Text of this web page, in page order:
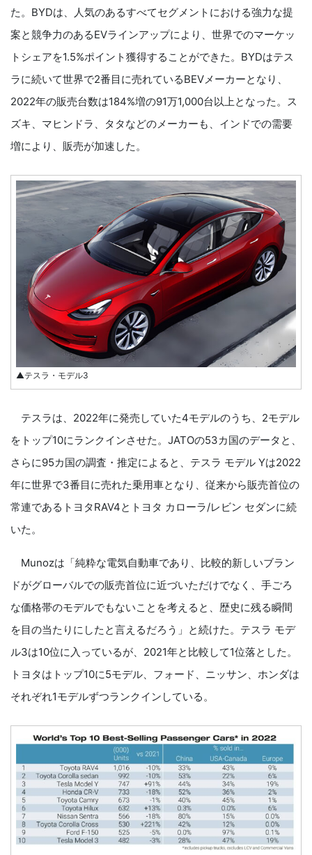
た。BYDは、人気のあるすべてセグメントにおける強力な提
案と競争力のあるEVラインアップにより、世界でのマーケッ
トシェアを1.5%ポイント獲得することができた。BYDはテス
ラに続いて世界で2番目に売れているBEVメーカーとなり、
2022年の販売台数は184%増の91万1,000台以上となった。ス
ズキ、マヒンドラ、タタなどのメーカーも、インドでの需要
増により、販売が加速した。
▲テスラ・モデル3
テスラは、2022年に発売していた4モデルのうち、2モデル
をトップ10にランクインさせた。JATOの53カ国のデータと、
さらに95カ国の調査・推定によると、テスラ モデル Yは2022
年に世界で3番目に売れた乗用車となり、従来から販売首位の
常連であるトヨタRAV4とトヨタ カローラ/レビン セダンに続
いた。
Munozは「純粋な電気自動車であり、比較的新しいブラン
ドがグローバルでの販売首位に近づいただけでなく、手ごろ
な価格帯のモデルでもないことを考えると、歴史に残る瞬間
を目の当たりにしたと言えるだろう」と続けた。テスラ モデ
ル3は10位に入っているが、2021年と比較して1位落とした。
トヨタはトップ10に5モデル、フォード、ニッサン、ホンダは
それぞれ1モデルずつランクインしている。